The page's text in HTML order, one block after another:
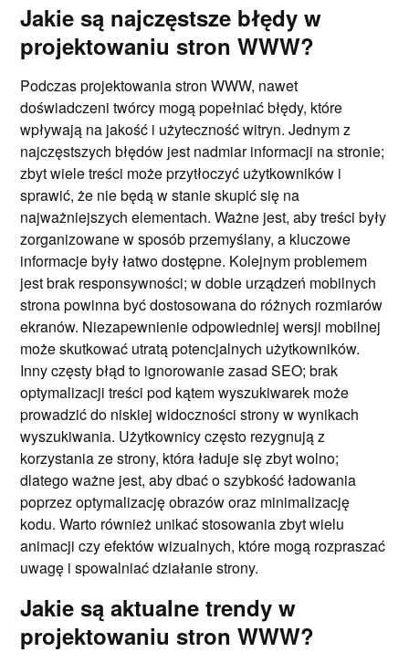
Jakie są najczęstsze błędy w
projektowaniu stron WWW?
Podczas projektowania stron WWW, nawet
doświadczeni twórcy mogą popełniać błędy, które
wpływają na jakość i użyteczność witryn. Jednym z
najczęstszych błędów jest nadmiar informacji na stronie;
zbyt wiele treści może przytłoczyć użytkowników i
sprawić, że nie będą w stanie skupić się na
najważniejszych elementach. Ważne jest, aby treści były
zorganizowane w sposób przemyślany, a kluczowe
informacje były łatwo dostępne. Kolejnym problemem
jest brak responsywności; w dobie urządzeń mobilnych
strona powinna być dostosowana do różnych rozmiarów
ekranów. Niezapewnienie odpowiedniej wersji mobilnej
może skutkować utratą potencjalnych użytkowników.
Inny częsty błąd to ignorowanie zasad SEO; brak
optymalizacji treści pod kątem wyszukiwarek może
prowadzić do niskiej widoczności strony w wynikach
wyszukiwania. Użytkownicy często rezygnują z
korzystania ze strony, która ładuje się zbyt wolno;
dlatego ważne jest, aby dbać o szybkość ładowania
poprzez optymalizację obrazów oraz minimalizację
kodu. Warto również unikać stosowania zbyt wielu
animacji czy efektów wizualnych, które mogą rozpraszać
uwagę i spowalniać działanie strony.
Jakie są aktualne trendy w
projektowaniu stron WWW?